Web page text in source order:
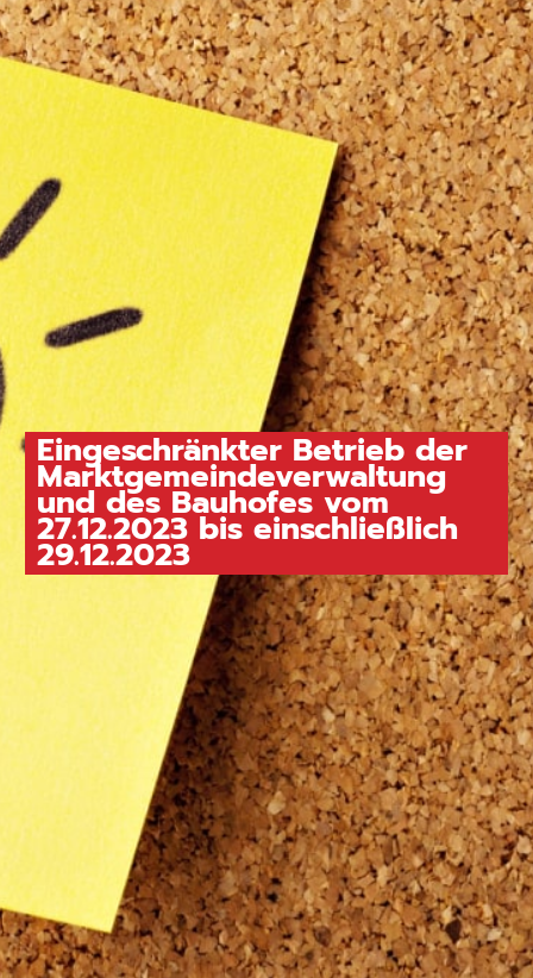
Eingeschränkter Betrieb der
Marktgemeindeverwaltung
und des Bauhofes vom
27.12.2023 bis einschließlich
29.12.2023